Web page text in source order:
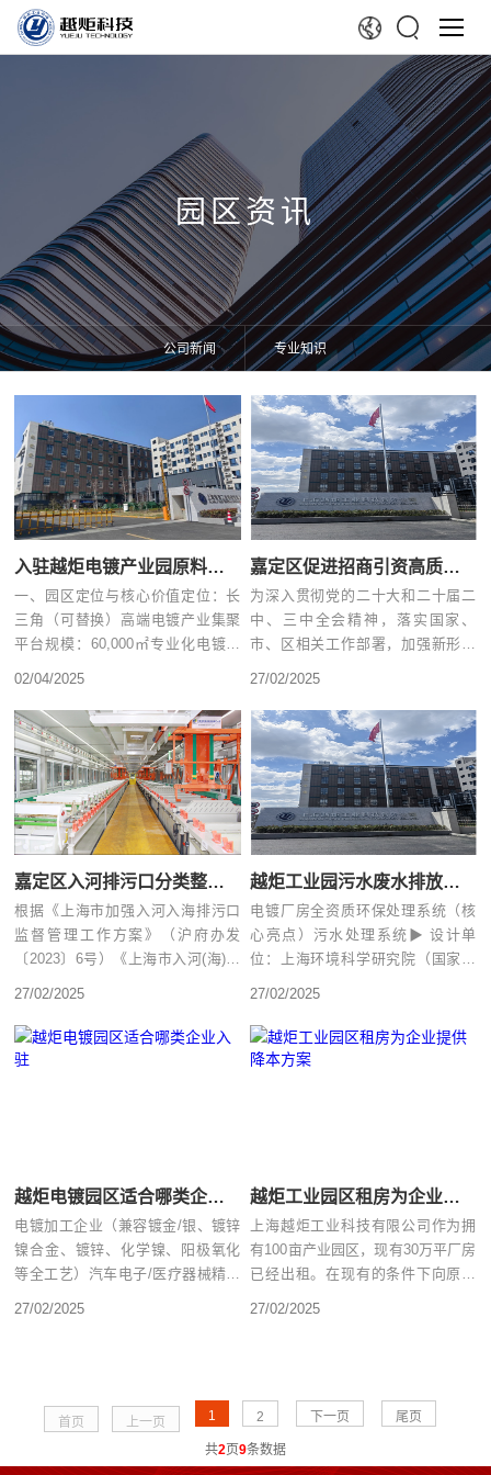
园区资讯
公司新闻 专业知识
入驻越炬电镀产业园原料集采直降20%，精准赋能汽车电子/航空航天产业升级
一、园区定位与核心价值定位：长
三角（可替换）高端电镀产业集聚
平台规模：60,000㎡专业化电镀厂
02/04/2025
嘉定区促进招商引资高质量发展的若干措施
为深入贯彻党的二十大和二十届二
中、三中全会精神，落实国家、
市、区相关工作部署，加强新形势
27/02/2025
嘉定区入河排污口分类整治动态销号和长效监督管理工作实施意见
根据《上海市加强入河入海排污口
监督管理工作方案》（沪府办发
〔2023〕6号）《上海市入河(海)排
27/02/2025
越炬工业园污水废水排放设施管理体系
电镀厂房全资质环保处理系统（核
心亮点）污水处理系统▶ 设计单
位：上海环境科学研究院（国家重
27/02/2025
越炬电镀园区适合哪类企业入驻
电镀加工企业（兼容镀金/银、镀锌
镍合金、镀锌、化学镍、阳极氧化
等全工艺）汽车电子/医疗器械精密
27/02/2025
越炬工业园区租房为企业提供降本方案
上海越炬工业科技有限公司作为拥
有100亩产业园区，现有30万平厂房
已经出租。在现有的条件下向原材
27/02/2025
首页 上一页 1 2 下一页 尾页
共2页9条数据